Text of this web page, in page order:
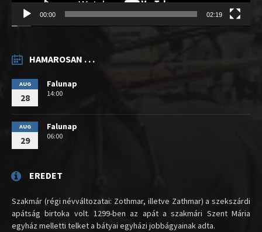
00:00 02:19
HAMAROSAN . . .
AUG
28
Falunap
14:00
AUG
29
Falunap
06:00
EREDET
Szakmár (régi névváltozatai: Zothmar, illetve Zathmar) a szekszárdi
apátság birtoka volt. 1299-ben az apát a szakmári Szent Mária
egyház melletti telket a bátyai egyházi jobbágyainak adta.